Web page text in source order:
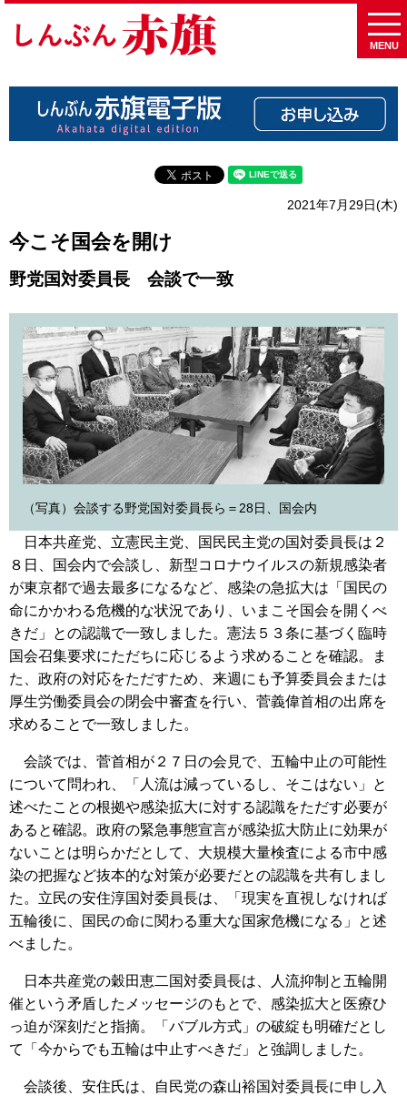
MENU
2021年7月29日(木)
今こそ国会を開け
野党国対委員長 会談で一致
（写真）会談する野党国対委員長ら＝28日、国会内
日本共産党、立憲民主党、国民民主党の国対委員長は２
８日、国会内で会談し、新型コロナウイルスの新規感染者
が東京都で過去最多になるなど、感染の急拡大は「国民の
命にかかわる危機的な状況であり、いまこそ国会を開くべ
きだ」との認識で一致しました。憲法５３条に基づく臨時
国会召集要求にただちに応じるよう求めることを確認。ま
た、政府の対応をただすため、来週にも予算委員会または
厚生労働委員会の閉会中審査を行い、菅義偉首相の出席を
求めることで一致しました。
会談では、菅首相が２７日の会見で、五輪中止の可能性
について問われ、「人流は減っているし、そこはない」と
述べたことの根拠や感染拡大に対する認識をただす必要が
あると確認。政府の緊急事態宣言が感染拡大防止に効果が
ないことは明らかだとして、大規模大量検査による市中感
染の把握など抜本的な対策が必要だとの認識を共有しまし
た。立民の安住淳国対委員長は、「現実を直視しなければ
五輪後に、国民の命に関わる重大な国家危機になる」と述
べました。
日本共産党の穀田恵二国対委員長は、人流抑制と五輪開
催という矛盾したメッセージのもとで、感染拡大と医療ひ
っ迫が深刻だと指摘。「バブル方式」の破綻も明確だとし
て「今からでも五輪は中止すべきだ」と強調しました。
会談後、安住氏は、自民党の森山裕国対委員長に申し入